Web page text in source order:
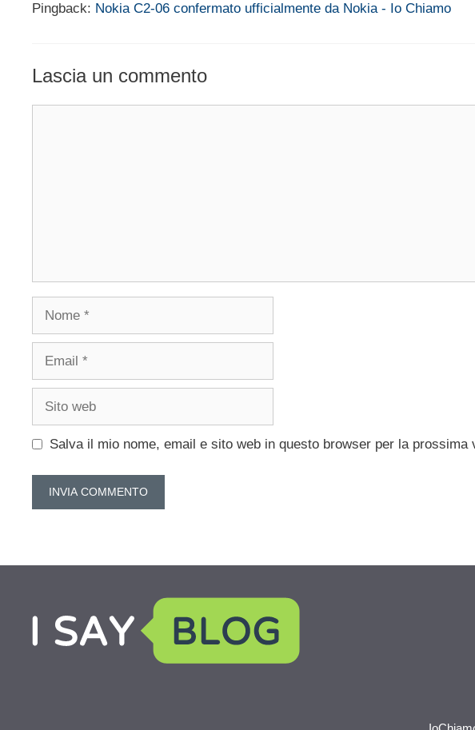
Pingback: Nokia C2-06 confermato ufficialmente da Nokia - Io Chiamo
Lascia un commento
Salva il mio nome, email e sito web in questo browser per la prossima